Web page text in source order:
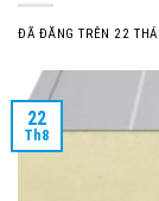
ĐÃ ĐĂNG TRÊN 22
22
Th8